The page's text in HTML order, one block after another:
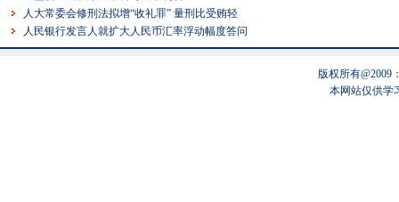
人大常委会修刑法拟增“收礼罪” 量刑比受贿轻
人民银行发言人就扩大人民币汇率浮动幅度答问
版权所有@2009
本网站仅供学